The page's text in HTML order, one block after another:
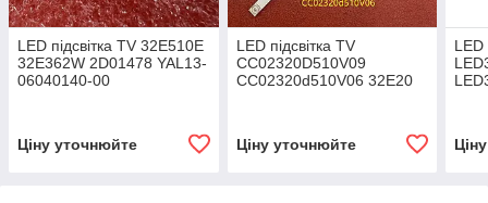
LED підсвітка TV 32E510E
32E362W 2D01478 YAL13-
06040140-00
Ціну уточнюйте
LED підсвітка TV
CC02320D510V09
CC02320d510V06 32E20
Ціну уточнюйте
LED